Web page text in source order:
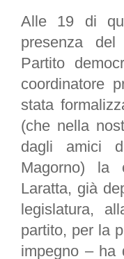
Alle 19 di
presenza
Partito
coordinatore
stata
(che nella
dagli amici
Magorno) la
Laratta, già
legislatura,
partito, per la
impegno – ha